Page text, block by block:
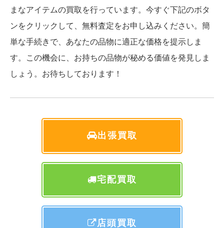
まなアイテムの買取を行っています。今すぐ下記のボタ
ンをクリックして、無料査定をお申し込みください。簡
単な手続きで、あなたの品物に適正な価格を提示しま
す。この機会に、お持ちの品物が秘める価値を発見しま
しょう。お待ちしております！
出張買取
宅配買取
店頭買取